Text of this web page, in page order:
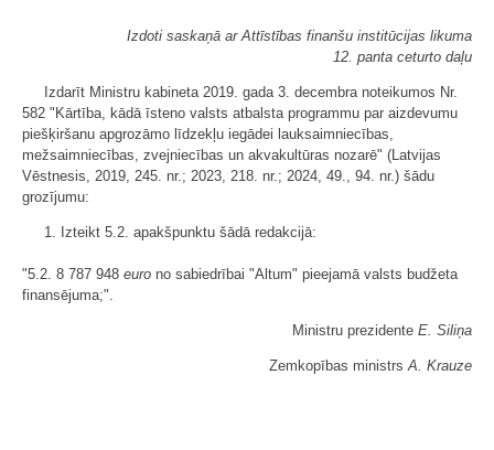
Izdoti saskaņā ar Attīstības finanšu institūcijas likuma
12. panta ceturto daļu
Izdarīt Ministru kabineta 2019. gada 3. decembra noteikumos Nr.
582 "Kārtība, kādā īsteno valsts atbalsta programmu par aizdevumu
piešķiršanu apgrozāmo līdzekļu iegādei lauksaimniecības,
mežsaimniecības, zvejniecības un akvakultūras nozarē" (Latvijas
Vēstnesis, 2019, 245. nr.; 2023, 218. nr.; 2024, 49., 94. nr.) šādu
grozījumu:
1. Izteikt 5.2. apakšpunktu šādā redakcijā:
"5.2. 8 787 948 euro no sabiedrībai "Altum" pieejamā valsts budžeta
finansējuma;".
Ministru prezidente E. Siliņa
Zemkopības ministrsA. Krauze